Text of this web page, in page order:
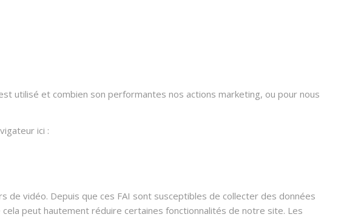
utilisé et combien son performantes nos actions marketing, ou pour nous
ici :
vidéo. Depuis que ces FAI sont susceptibles de collecter des données
peut hautement réduire certaines fonctionnalités de notre site. Les